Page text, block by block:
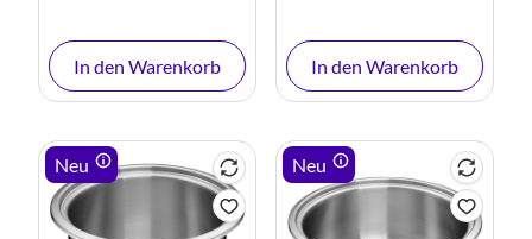
In den Warenkorb In den Warenkorb
Neu Neu